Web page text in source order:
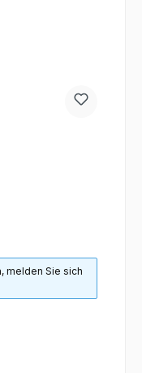
melden Sie sich